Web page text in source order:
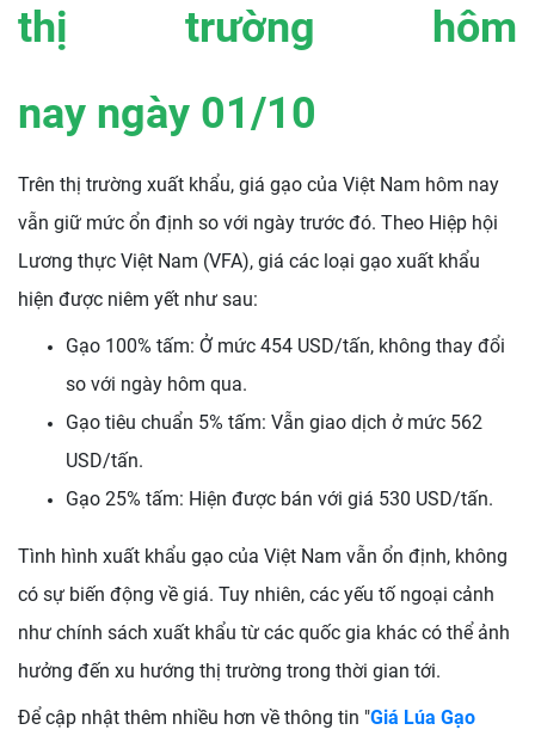
thị trường hôm
nay ngày 01/10
Trên thị trường xuất khẩu, giá gạo của Việt Nam hôm nay
vẫn giữ mức ổn định so với ngày trước đó. Theo Hiệp hội
Lương thực Việt Nam (VFA), giá các loại gạo xuất khẩu
hiện được niêm yết như sau:
Gạo 100% tấm: Ở mức 454 USD/tấn, không thay đổi
so với ngày hôm qua.
Gạo tiêu chuẩn 5% tấm: Vẫn giao dịch ở mức 562
USD/tấn.
Gạo 25% tấm: Hiện được bán với giá 530 USD/tấn.
Tình hình xuất khẩu gạo của Việt Nam vẫn ổn định, không
có sự biến động về giá. Tuy nhiên, các yếu tố ngoại cảnh
như chính sách xuất khẩu từ các quốc gia khác có thể ảnh
hưởng đến xu hướng thị trường trong thời gian tới.
Để cập nhật thêm nhiều hơn về thông tin "Giá Lúa Gạo